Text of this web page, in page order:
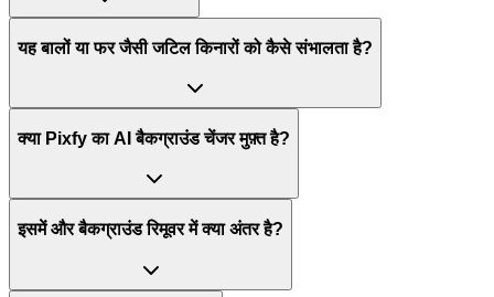
यह बालों या फर जैसी जटिल किनारों को कैसे संभालता है?
क्या Pixfy का AI बैकग्राउंड चेंजर मुफ़्त है?
इसमें और बैकग्राउंड रिमूवर में क्या अंतर है?